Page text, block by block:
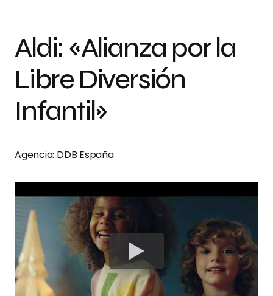
Aldi: «Alianza por la
Libre Diversión
Infantil»
Agencia: DDB España